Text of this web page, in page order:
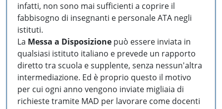
infatti, non sono mai sufficienti a coprire il
fabbisogno di insegnanti e personale ATA negli
istituti.
La Messa a Disposizione può essere inviata in
qualsiasi istituto italiano e prevede un rapporto
diretto tra scuola e supplente, senza nessun'altra
intermediazione. Ed è proprio questo il motivo
per cui ogni anno vengono inviate migliaia di
richieste tramite MAD per lavorare come docenti